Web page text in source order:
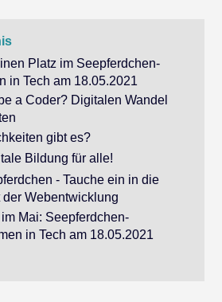
Platz im Seepferdchen-
in Tech am 18.05.2021
a Coder? Digitalen Wandel
gibt es?
Bildung für alle!
- Tauche ein in die
Webentwicklung
Mai: Seepferdchen-
in Tech am 18.05.2021